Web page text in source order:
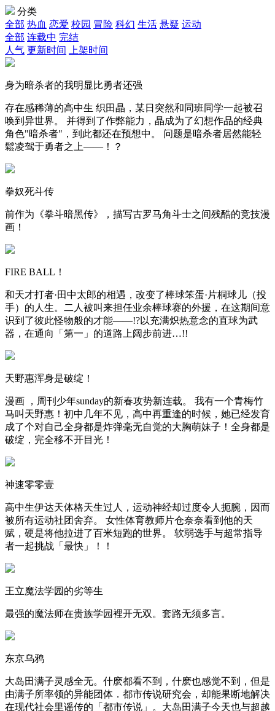
分类
全部 热血 恋爱 校园 冒险 科幻 生活 悬疑 运动
全部 连载中 完结
人气 更新时间 上架时间
身为暗杀者的我明显比勇者还强
存在感稀薄的高中生 织田晶，某日突然和同班同学一起被召
唤到异世界。 并得到了作弊能力，晶成为了幻想作品的经典
角色"暗杀者"，到此都还在预想中。 问题是暗杀者居然能轻
鬆凌驾于勇者之上——！？
拳奴死斗传
前作为《拳斗暗黑传》，描写古罗马角斗士之间残酷的竞技漫
画！
FIRE BALL！
和天才打者·田中太郎的相遇，改变了棒球笨蛋·片桐球儿（投
手）的人生。二人被叫来担任业余棒球赛的外援，在这期间意
识到了彼此怪物般的才能——!?以充满炽热意念的直球为武
器，在通向「第一」的道路上阔步前进…!!
天野惠浑身是破绽！
漫画 ，周刊少年sunday的新春攻势新连载。 我有一个青梅竹
马叫天野惠！初中几年不见，高中再重逢的时候，她已经发育
成了个对自己全身都是炸弹毫无自觉的大胸萌妹子！全身都是
破绽，完全移不开目光！
神速零零壹
高中生伊达天体格天生过人，运动神经却过度令人扼腕，因而
被所有运动社团舍弃。 女性体育教师片仓奈奈看到他的天
赋，硬是将他拉进了百米短跑的世界。 软弱选手与超常指导
者一起挑战「最快」！！
王立魔法学园的劣等生
最强的魔法师在贵族学园裡开无双。套路无须多言。
东京乌鸦
大岛田满子灵感全无。什麽都看不到，什麽也感觉不到，但是
由满子所率领的异能团体．都市传说研究会，却能果断地解决
在现代社会里谣传的「都市传说」。大岛田满子今天也与超越